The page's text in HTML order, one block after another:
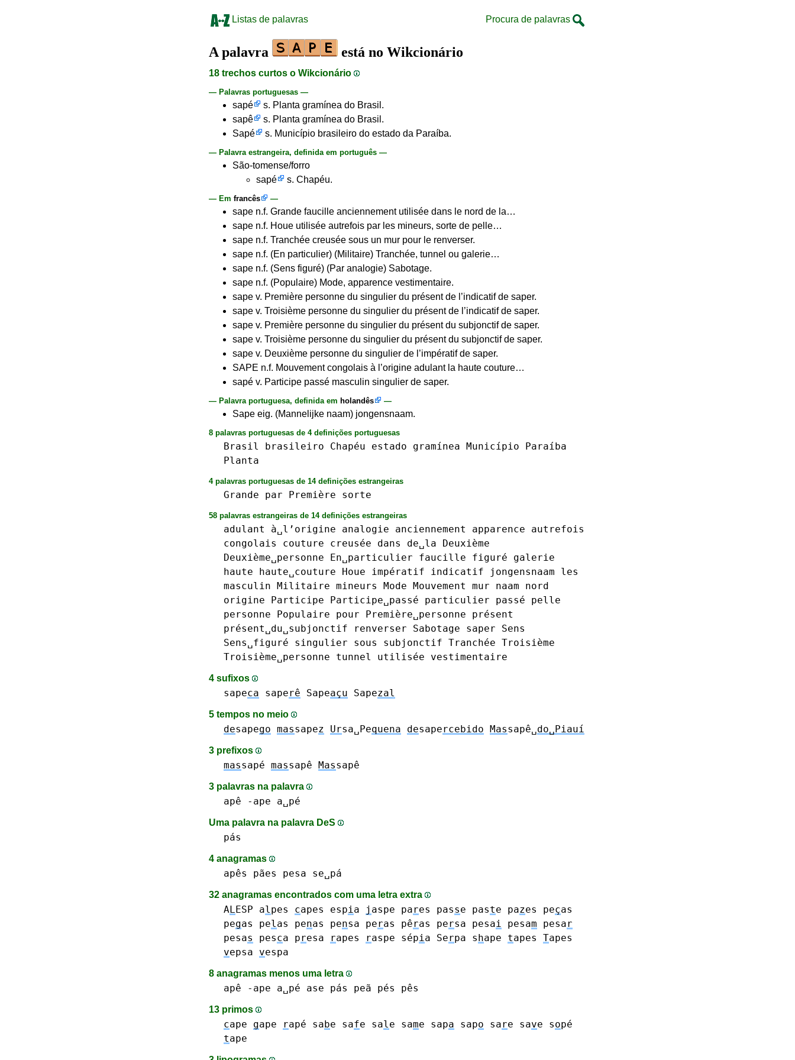
Listas de palavras Procura de palavras
A palavra está no Wikcionário
18 trechos curtos o Wikcionário
— Palavras portuguesas —
sapé
s. Planta gramínea do Brasil.
sapê
s. Planta gramínea do Brasil.
Sapé
s. Município brasileiro do estado da Paraíba.
— Palavra estrangeira, definida em português —
São-tomense/forro
sapé
s. Chapéu.
— Em francês —
sape n.f. Grande faucille anciennement utilisée dans le nord de la…
sape n.f. Houe utilisée autrefois par les mineurs, sorte de pelle…
sape n.f. Tranchée creusée sous un mur pour le renverser.
sape n.f. (En particulier) (Militaire) Tranchée, tunnel ou galerie…
sape n.f. (Sens figuré) (Par analogie) Sabotage.
sape n.f. (Populaire) Mode, apparence vestimentaire.
sape v. Première personne du singulier du présent de l’indicatif de saper.
sape v. Troisième personne du singulier du présent de l’indicatif de saper.
sape v. Première personne du singulier du présent du subjonctif de saper.
sape v. Troisième personne du singulier du présent du subjonctif de saper.
sape v. Deuxième personne du singulier de l’impératif de saper.
SAPE n.f. Mouvement congolais à l’origine adulant la haute couture…
sapé v. Participe passé masculin singulier de saper.
— Palavra portuguesa, definida em holandês —
Sape eig. (Mannelijke naam) jongensnaam.
8 palavras portuguesas de 4 definições portuguesas
Brasil brasileiro Chapéu estado gramínea Município
Paraíba
Planta
4 palavras portuguesas de 14 definições estrangeiras
Grande par Première sorte
58 palavras estrangeiras de 14 definições estrangeiras
adulant à␣l’origine analogie anciennement apparence
autrefois
congolais
couture creusée dans de␣la
Deuxième
Deuxième␣personne
En␣particulier faucille figuré
galerie
haute
haute␣couture Houe impératif indicatif jongensnaam
les
masculin Militaire mineurs Mode Mouvement mur naam
nord
origine
Participe Participe␣passé particulier passé
pelle
personne
Populaire pour Première␣personne
présent
présent␣du␣subjonctif
renverser Sabotage saper
Sens
Sens␣figuré
singulier sous subjonctif Tranchée Troisième
Troisième␣personne
tunnel utilisée vestimentaire
4 sufixos
sapeca saperê Sapeaçu Sapezal
5 tempos no meio
desapego massapez Ursa␣Pequena desapercebido Massapê␣do␣Piauí
3 prefixos
massapé massapê Massapê
3 palavras na palavra
apê -ape a␣pé
Uma palavra na palavra DeS
pás
4 anagramas
apês pães pesa se␣pá
32 anagramas encontrados com uma letra extra
ALESP alpes capes espia j aspe pares passe paste pazes peças
pegas pelas penas pensa peras pêras persa pesai pesam pesar
pesas pesca presa rapes raspe sépia Serpa shape tapes Tapes
vepsa vespa
8 anagramas menos uma letra
apê -ape a␣pé ase pás peã pés pês
13 primos
cape gape rapé sabe safe sale same sapa sapo sare save sopé
tape